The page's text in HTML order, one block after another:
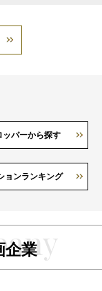
ッパーから探す
ョンランキング
企業